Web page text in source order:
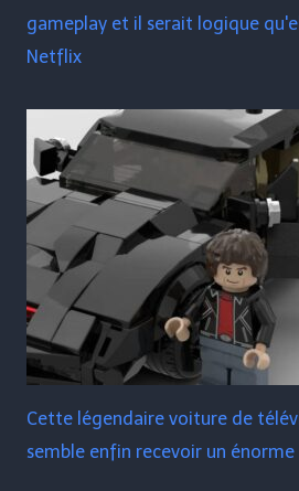
gameplay et il serait logique
Netflix
Cette légendaire voiture de
semble enfin recevoir un énorme